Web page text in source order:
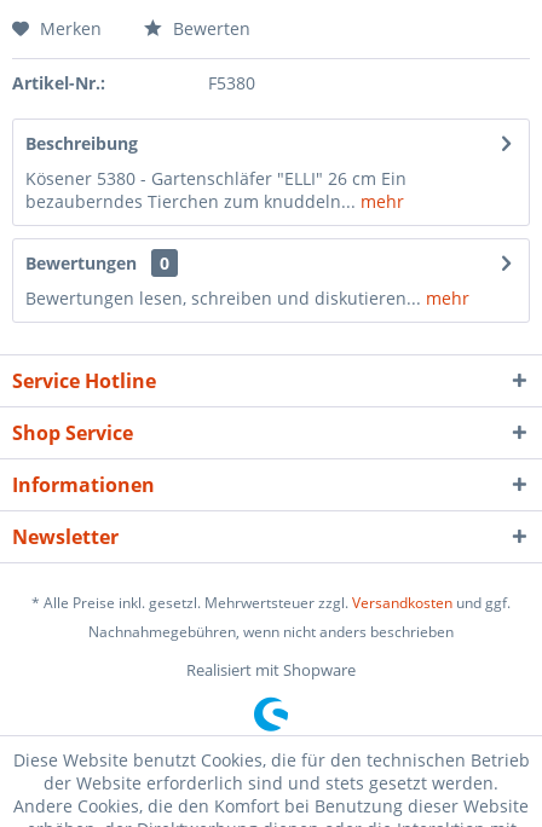
Merken Bewerten
Artikel-Nr.: F5380
Beschreibung
Kösener 5380 - Gartenschläfer "ELLI" 26 cm Ein
bezauberndes Tierchen zum knuddeln... mehr
Bewertungen
0
Bewertungen lesen, schreiben und diskutieren... mehr
Service Hotline
Shop Service
Informationen
Newsletter
* Alle Preise inkl. gesetzl. Mehrwertsteuer zzgl.Versandkosten und ggf.
Nachnahmegebühren, wenn nicht anders beschrieben
Realisiert mit Shopware
Diese Website benutzt Cookies, die für den technischen Betrieb
der Website erforderlich sind und stets gesetzt werden.
Andere Cookies, die den Komfort bei Benutzung dieser Website